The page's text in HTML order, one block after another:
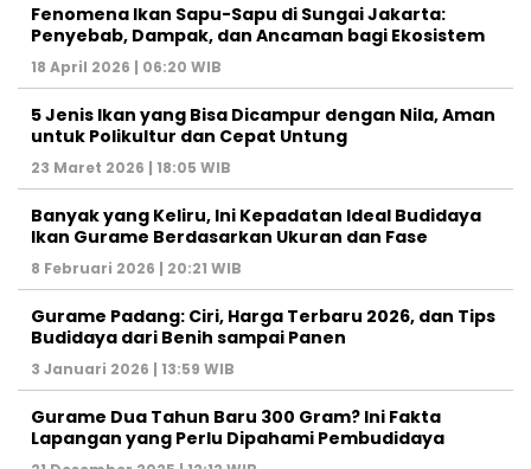
Fenomena Ikan Sapu-Sapu di Sungai Jakarta:
Penyebab, Dampak, dan Ancaman bagi Ekosistem
18 April 2026 | 06:20 WIB
5 Jenis Ikan yang Bisa Dicampur dengan Nila, Aman
untuk Polikultur dan Cepat Untung
23 Maret 2026 | 18:05 WIB
Banyak yang Keliru, Ini Kepadatan Ideal Budidaya
Ikan Gurame Berdasarkan Ukuran dan Fase
8 Februari 2026 | 20:21 WIB
Gurame Padang: Ciri, Harga Terbaru 2026, dan Tips
Budidaya dari Benih sampai Panen
3 Januari 2026 | 13:59 WIB
Gurame Dua Tahun Baru 300 Gram? Ini Fakta
Lapangan yang Perlu Dipahami Pembudidaya